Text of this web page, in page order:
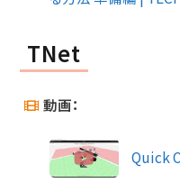
TNet
動画：
Quick